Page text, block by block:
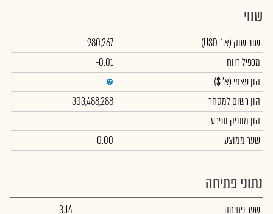
שווי
שווי שוק (א` USD)
980,267
מכפיל רווח
-0.01
הון עצמי (א' $)
הון רשום למסחר
303,488,288
הון מונפק ונפרע
שער ממוצע
0.00
נתוני פתיחה
שער פתיחה 3.14